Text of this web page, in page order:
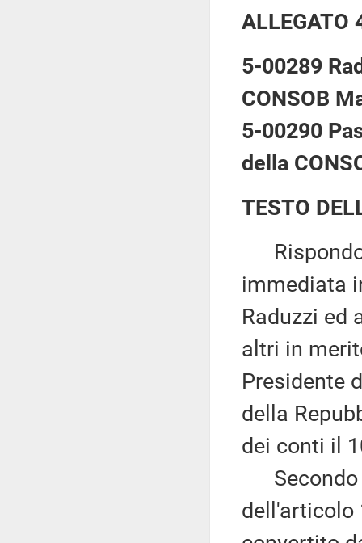
ALLEGATO
5-00289
CONSOB
5-00290
della
TESTO
Rispondo
immediata
Raduzzi ed
altri in
Presidente
della
dei conti il
Secondo
dell'articolo